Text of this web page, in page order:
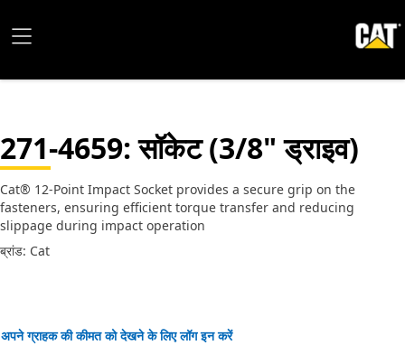
271-4659: सॉकेट (3/8" ड्राइव)
Cat® 12-Point Impact Socket provides a secure grip on the
fasteners, ensuring efficient torque transfer and reducing
slippage during impact operation
ब्रांड: Cat
अपने ग्राहक की कीमत को देखने के लिए लॉग इन करें